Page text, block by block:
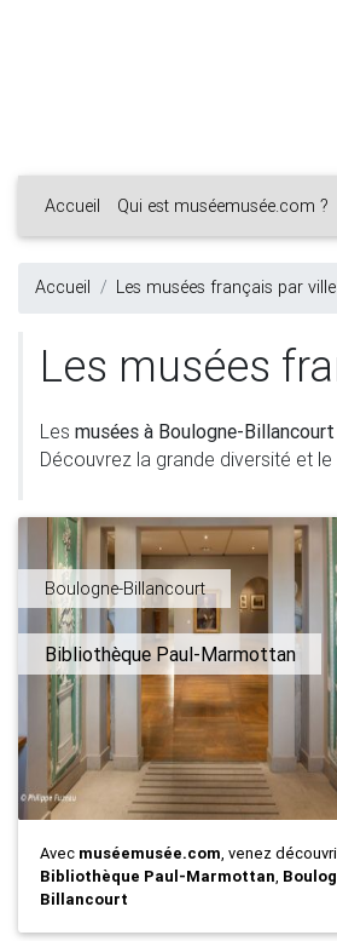
Accueil Qui est muséemusée.com ?
Accueil Les musées français par ville
Les musées
Les musées à Boulogne-Billancourt
Découvrez la grande diversité et
Boulogne-Billancourt
Bibliothèque Paul-Marmottan
Avec muséemusée.com, venez
Bibliothèque Paul-Marmottan,
Billancourt